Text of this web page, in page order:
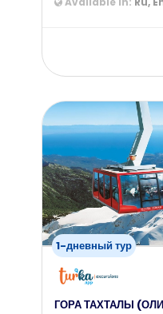
1-дневный тур
ГОРА ТАХТАЛЫ